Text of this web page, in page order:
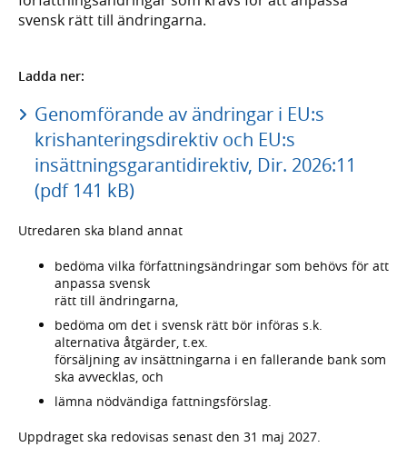
svensk rätt till ändringarna.
Ladda ner:
Genomförande av ändringar i EU:s
krishanteringsdirektiv och EU:s
insättningsgarantidirektiv, Dir. 2026:11
(pdf 141 kB)
Utredaren ska bland annat
bedöma vilka författningsändringar som behövs för att
anpassa svensk
rätt till ändringarna,
bedöma om det i svensk rätt bör införas s.k.
alternativa åtgärder, t.ex.
försäljning av insättningarna i en fallerande bank som
ska avvecklas, och
lämna nödvändiga fattningsförslag.
Uppdraget ska redovisas senast den 31 maj 2027.